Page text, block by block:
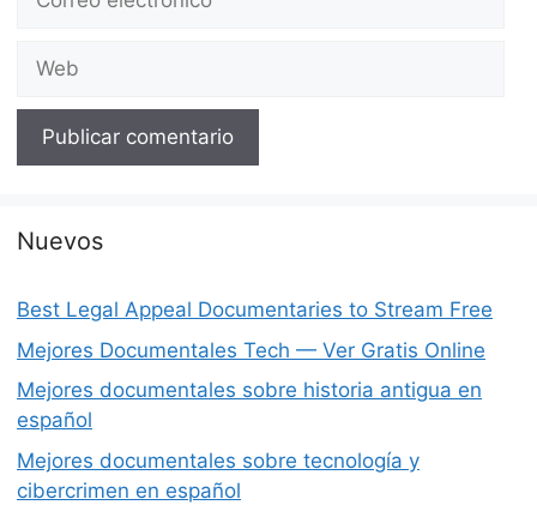
Web
Nuevos
Best Legal Appeal Documentaries to Stream Free
Mejores Documentales Tech — Ver Gratis Online
Mejores documentales sobre historia antigua en
español
Mejores documentales sobre tecnología y
cibercrimen en español